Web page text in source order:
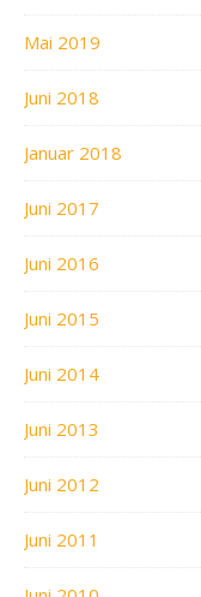
Mai 2019
Juni 2018
Januar 2018
Juni 2017
Juni 2016
Juni 2015
Juni 2014
Juni 2013
Juni 2012
Juni 2011